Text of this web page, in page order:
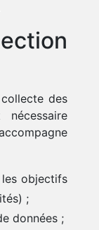
des
objectifs
;
données ;